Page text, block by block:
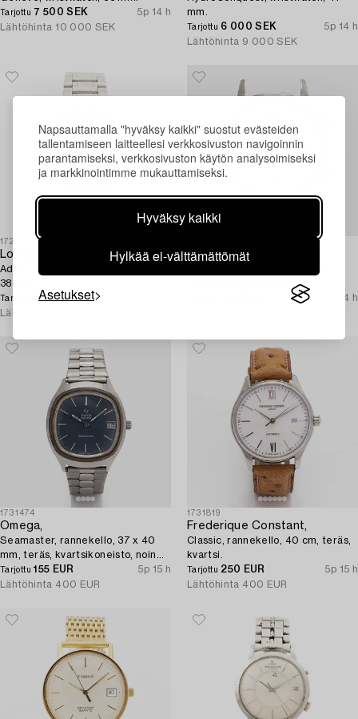
Napsauttamalla "hyväksy kaikki" suostut evästeiden
tallentamiseen laitteellesi verkkosivuston navigoinnin
parantamiseksi, verkkosivuston käytön analysoimiseksi
ja markkinointimme mukauttamiseksi.
Hyväksy kaikki
Hylkää ei-välttämättömät
Asetukset
Tarjottu 7 500 SEK
5p 14 h
Lähtöhinta 10 000 SEK
mm.
Tarjottu 6 000 SEK
5p 14 h
Lähtöhinta 9 000 SEK
1729994
Longines,
Admiral 5 Star Diver, wristwatch,
38 mm.
Tarjottu 3 500 SEK
Lähtöhinta
Jaeger-leCoultre,
Memovox, rannekello, 37 mm,
5p 14 h
1731474
Omega,
Seamaster, rannekello, 37 x 40
mm, teräs, kvartsikoneisto, noin
1977.
Tarjottu155 EUR
5p 15 h
Lähtöhinta 400 EUR
1731819
Frederique Constant,
Classic, rannekello, 40 cm, teräs,
kvartsi.
Tarjottu 250 EUR
5p 15 h
Lähtöhinta 400 EUR